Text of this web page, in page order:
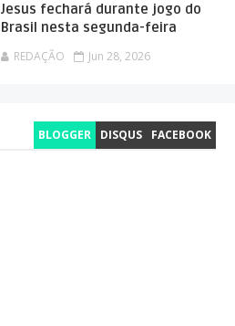
Jesus fechará durante jogo do
Brasil nesta segunda-feira
REDAÇÃO Jun 28, 2026
BLOGGER DISQUS FACEBOOK